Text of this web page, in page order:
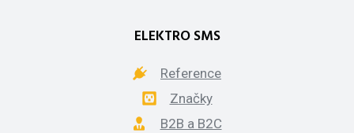
ELEKTRO SMS
Reference
Značky
B2B a B2C